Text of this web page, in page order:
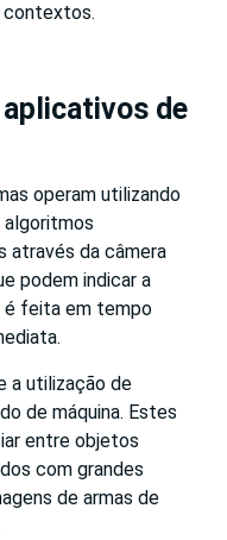
contextos.
de
operam utilizando
algoritmos
através da câmera
podem indicar a
é feita em tempo
a utilização de
de máquina. Estes
entre objetos
com grandes
de armas de